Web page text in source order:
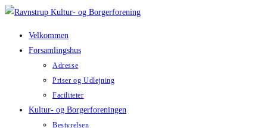
Skip
Velkommen
Forsamlingshus
Adresse
Priser og Udlejning
Faciliteter
Kultur- og Borgerforeningen
Bestyrelsen